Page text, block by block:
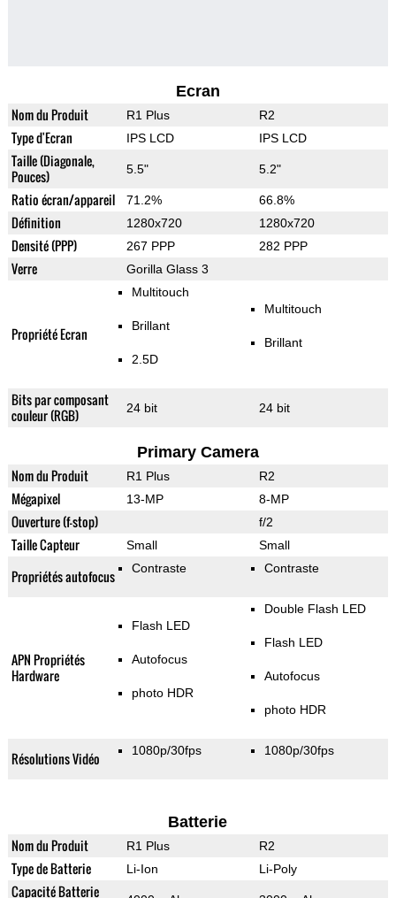
Ecran
Nom du Produit R1 Plus R2
Type d'Ecran IPS LCD IPS LCD
Taille (Diagonale,
Pouces)
5.5" 5.2"
Ratio écran/appareil 71.2% 66.8%
Définition 1280x720 1280x720
Densité (PPP) 267 PPP 282 PPP
Verre Gorilla Glass 3
Propriété Ecran
Multitouch
Brillant
2.5D
Multitouch
Brillant
Bits par composant
couleur (RGB)
24 bit 24 bit
Primary Camera
Nom du Produit R1 Plus R2
Mégapixel 13-MP 8-MP
Ouverture (f-stop) f/2
Taille Capteur Small Small
Propriétés autofocus Contraste Contraste
APN Propriétés
Hardware
Flash LED
Autofocus
photo HDR
Double Flash LED
Flash LED
Autofocus
photo HDR
Résolutions Vidéo 1080p/30fps 1080p/30fps
Batterie
Nom du Produit R1 Plus R2
Type de Batterie Li-Ion Li-Poly
Capacité Batterie